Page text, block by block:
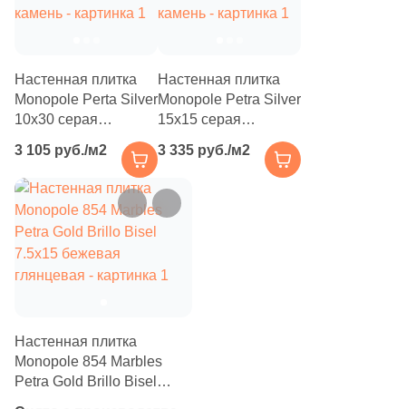
Производитель
Kerama Marazzi
Laparet
Altacera
Delacora
Настенная плитка
Monopole Perta Silver
10x30 серая
камень
3 105 руб./м2
Настенная плитка
Monopole Petra Silver
15x15 серая
камень
3 335 руб./м2
Настенная плитка
Monopole 854 Marbles
Petra Gold Brillo Bisel